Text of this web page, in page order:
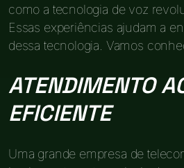
como a tecnologia de voz
Essas experiências ajudam a
dessa tecnologia. Vamos
ATENDIMENTO
EFICIENTE
Uma grande empresa de